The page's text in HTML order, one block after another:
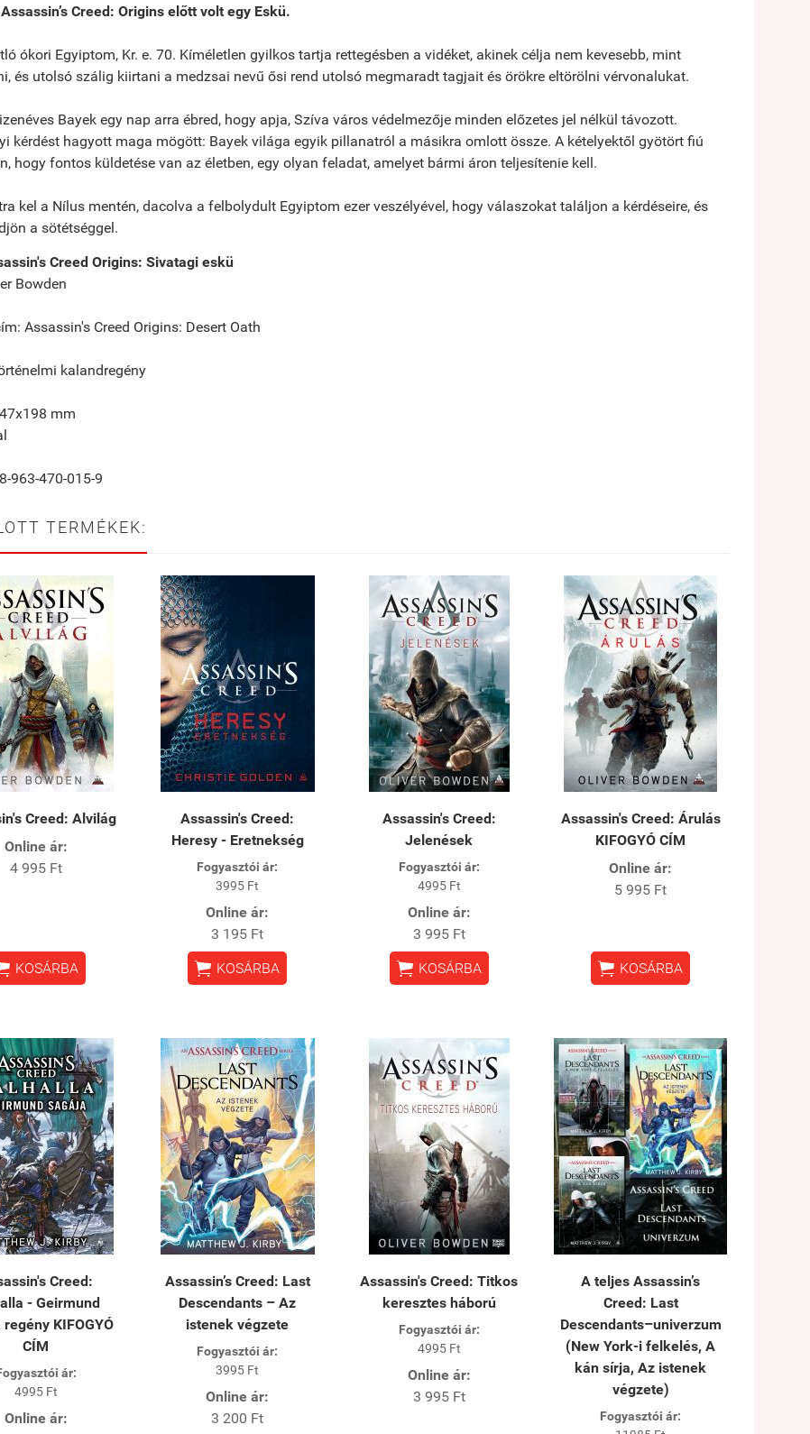
Creed: Origins előtt volt egy Eskü.
ókori Egyiptom, Kr. e. 70. Kíméletlen gyilkos tartja rettegésben a vidéket, akinek célja nem kevesebb, mint
és utolsó szálig kiirtani a medzsai nevű ősi rend utolsó megmaradt tagjait és örökre eltörölni vérvonalukat.
Bayek egy nap arra ébred, hogy apja, Szíva város védelmezője minden előzetes jel nélkül távozott.
kérdést hagyott maga mögött: Bayek világa egyik pillanatról a másikra omlott össze. A kételyektől gyötört fiú
hogy fontos küldetése van az életben, egy olyan feladat, amelyet bármi áron teljesítenie kell.
kel a Nílus mentén, dacolva a felbolydult Egyiptom ezer veszélyével, hogy válaszokat találjon a kérdéseire, és
a sötétséggel.
Creed Origins: Sivatagi eskü
Bowden
Assassin's Creed Origins: Desert Oath
kalandregény
mm
963-470-015-9
TERMÉKEK:
Creed: Alvilág
Online ár:
4 995 Ft
KOSÁRBA
Assassin's Creed:
Heresy - Eretnekség
Fogyasztói ár:
3995 Ft
Online ár:
3 195 Ft
 KOSÁRBA
Assassin's Creed:
Jelenések
Fogyasztói ár:
4995 Ft
Online ár:
3 995 Ft
 KOSÁRBA
Assassin's Creed: Árulás
KIFOGYÓ CÍM
Online ár:
5 995 Ft
 KOSÁRBA
Creed:
- Geirmund
KIFOGYÓ
CÍM
ár:
4995 Ft
Online ár:
Assassin’s Creed: Last
Descendants – Az
istenek végzete
Fogyasztói ár:
3995 Ft
Online ár:
3 200 Ft
Assassin's Creed: Titkos
keresztes háború
Fogyasztói ár:
4995 Ft
Online ár:
3 995 Ft
A teljes Assassin’s
Creed: Last
Descendants–univerzum
(New York-i felkelés, A
kán sírja, Az istenek
végzete)
Fogyasztói ár: